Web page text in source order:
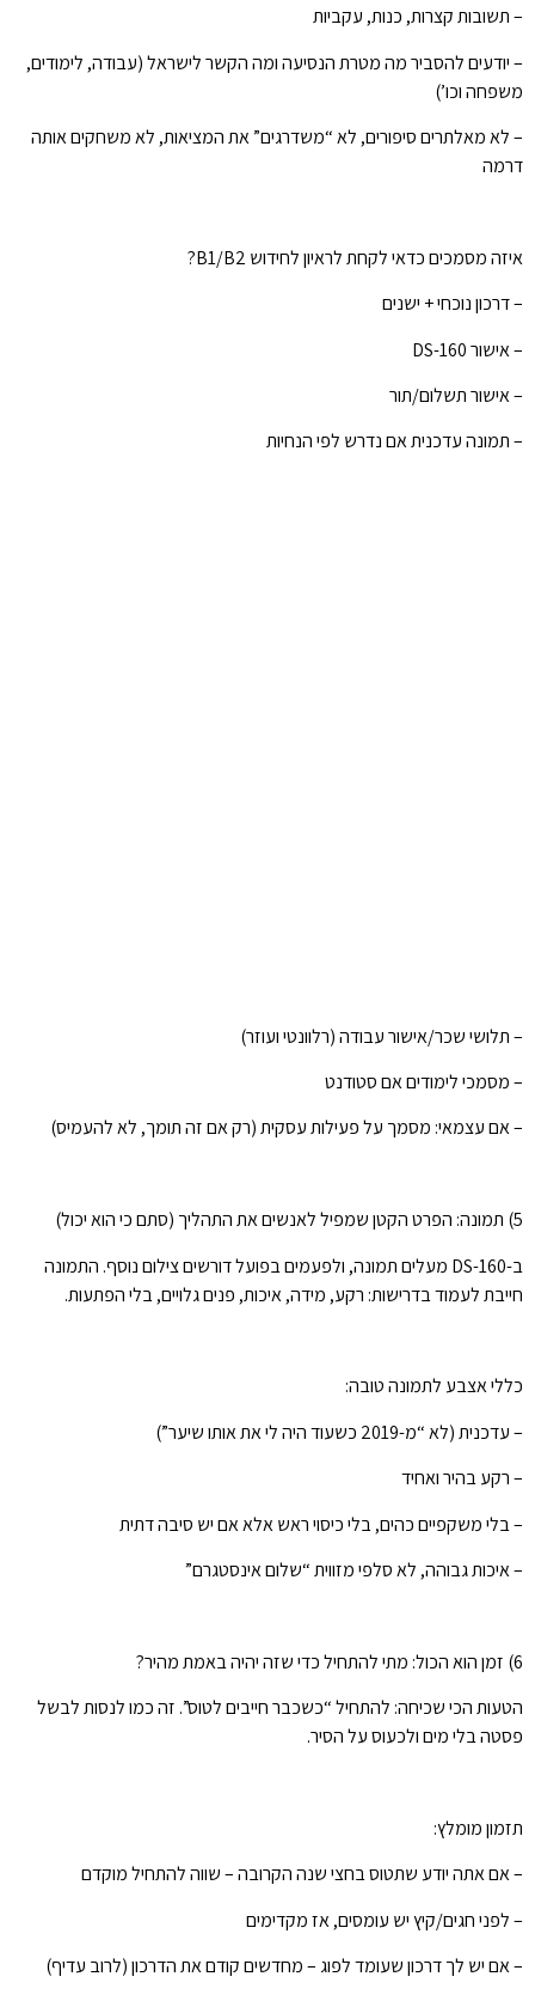
– תשובות קצרות, כנות, עקביות
– יודעים להסביר מה מטרת הנסיעה ומה הקשר לישראל (עבודה, לימודים,
משפחה וכו’)
– לא מאלתרים סיפורים, לא “משדרגים” את המציאות, לא משחקים אותה
דרמה
איזה מסמכים כדאי לקחת לראיון לחידוש B1/B2?
– דרכון נוכחי + ישנים
– אישור DS-160
– אישור תשלום/תור
– תמונה עדכנית אם נדרש לפי הנחיות
– תלושי שכר/אישור עבודה (רלוונטי ועוזר)
– מסמכי לימודים אם סטודנט
– אם עצמאי: מסמך על פעילות עסקית (רק אם זה תומך, לא להעמיס)
5) תמונה: הפרט הקטן שמפיל לאנשים את התהליך (סתם כי הוא יכול)
ב-DS-160 מעלים תמונה, ולפעמים בפועל דורשים צילום נוסף. התמונה
חייבת לעמוד בדרישות: רקע, מידה, איכות, פנים גלויים, בלי הפתעות.
כללי אצבע לתמונה טובה:
– עדכנית (לא “מ-2019 כשעוד היה לי את אותו שיער”)
– רקע בהיר ואחיד
– בלי משקפיים כהים, בלי כיסוי ראש אלא אם יש סיבה דתית
– איכות גבוהה, לא סלפי מזווית “שלום אינסטגרם”
6) זמן הוא הכול: מתי להתחיל כדי שזה יהיה באמת מהיר?
הטעות הכי שכיחה: להתחיל “כשכבר חייבים לטוס”. זה כמו לנסות לבשל
פסטה בלי מים ולכעוס על הסיר.
תזמון מומלץ:
– אם אתה יודע שתטוס בחצי שנה הקרובה – שווה להתחיל מוקדם
– לפני חגים/קיץ יש עומסים, אז מקדימים
– אם יש לך דרכון שעומד לפוג – מחדשים קודם את הדרכון (לרוב עדיף)